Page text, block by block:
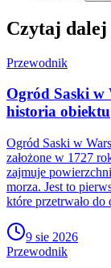
Czytaj dalej
Przewodnik
Ogród Saski w
historia obiektu
Ogród Saski w
założone w 1727
zajmuje
morza. Jest to
które przetrwało
9 sie 2026
Przewodnik